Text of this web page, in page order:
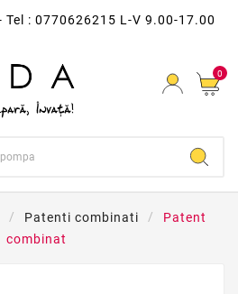
Tel : 0770626215 L-V 9.00-17.00
0
Patenti combinati
Patent
combinat